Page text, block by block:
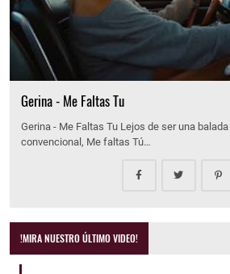
Gerina - Me Faltas Tu
Gerina - Me Faltas Tu Lejos de ser una
convencional, Me faltas Tú…
!MIRA NUESTRO ÚLTIMO VIDEO!